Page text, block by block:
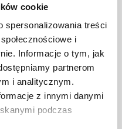
cookie
spersonalizowania treści
i
Informacje o tym, jak
partnerom
i analitycznym.
z innymi danymi
podczas
WYROBÓW
dzisiejszego
jest coraz więcej reguł,
poszczególne
wszystkie firmy
zasad, których
jakości